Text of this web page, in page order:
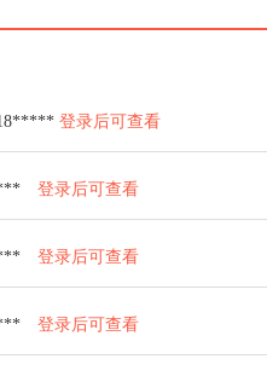
登录后可查看
登录后可查看
登录后可查看
登录后可查看